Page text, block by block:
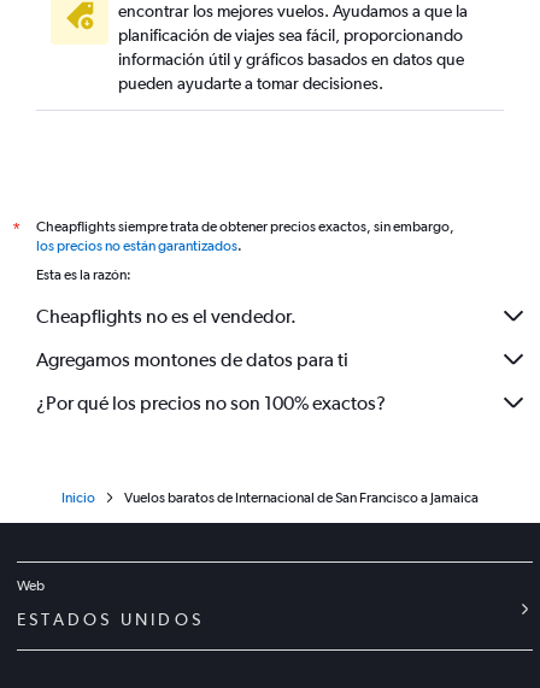
encontrar los mejores vuelos. Ayudamos a que la
planificación de viajes sea fácil, proporcionando
información útil y gráficos basados en datos que
pueden ayudarte a tomar decisiones.
*
Cheapflights siempre trata de obtener precios exactos, sin embargo,
los precios no están garantizados.
Esta es la razón:
Cheapflights no es el vendedor.
Agregamos montones de datos para ti
¿Por qué los precios no son 100% exactos?
Inicio Vuelos baratos de Internacional de San Francisco a Jamaica
Web
ESTADOS UNIDOS